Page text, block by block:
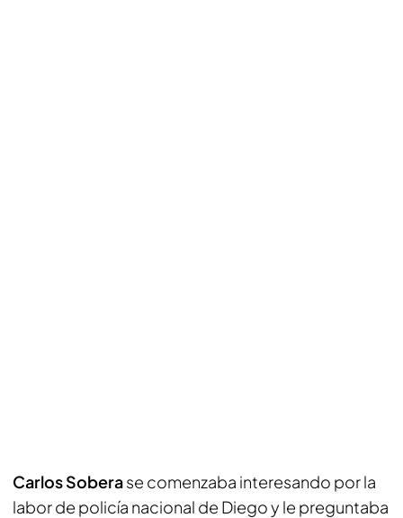
Carlos Soberase comenzaba interesando por la
labor de policía nacional de Diego y le preguntaba